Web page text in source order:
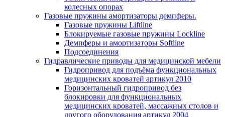
колесных опорах
Газовые пружины амортизаторы демпферы.
Газовые пружины Liftline
Блокируемые газовые пружины Lockline
Демпферы и амортизаторы Softline
Подсоединения
Гидравлические приводы для медицинской мебели
Гидропривод для подъёма функциональных
медицинских кроватей артикул 2010
Горизонтальный гидропривод без
блокировки для функциональных
медицинских кроватей, массажных столов и
другого оборудования артикул 2004